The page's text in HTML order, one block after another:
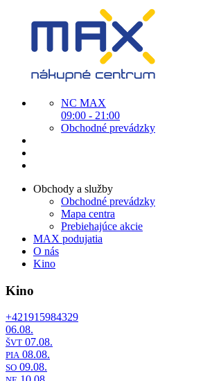
NC MAX
09:00 - 21:00
Obchodné prevádzky
Obchody a služby
Obchodné prevádzky
Mapa centra
Prebiehajúce akcie
MAX podujatia
O nás
Kino
Kino
+421915984329
06.08.
ŠVT 07.08.
PIA 08.08.
SO 09.08.